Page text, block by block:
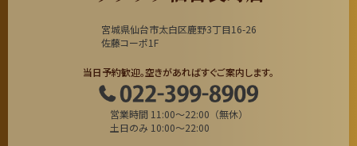
宮城県仙台市太白区鹿野3丁目16-26
佐藤コーポ1F
当日予約歓迎。空きがあればすぐご案内します。
営業時間 11:00～22:00（無休）
土日のみ 10:00～22:00